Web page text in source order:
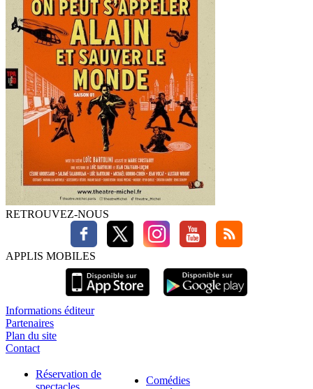
RETROUVEZ-NOUS
APPLIS MOBILES
Informations éditeur
Partenaires
Plan du site
Contact
Réservation de
Comédies